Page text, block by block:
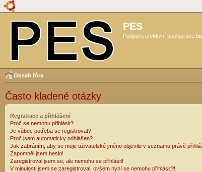
PES
Podpora efektivní spolupráce
Obsah fóra
Často kladené otázky
Registrace a přihlášení
Proč se nemohu přihlásit?
Je vůbec potřeba se registrovat?
Proč jsem automaticky odhlášen?
Jak zabráním, aby se moje uživatelské jméno objevilo v seznamu právě
Zapomněl jsem heslo!
Zaregistroval jsem se, ale nemohu se přihlásit!
V minulosti jsem se zaregistroval, ovšem nyní se nemohu přihlásit?!